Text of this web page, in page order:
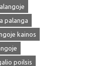
palanga
kainos
poilsis